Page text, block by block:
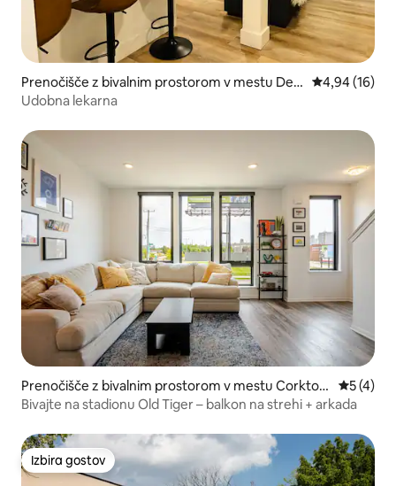
Prenočišče z bivalnim prostorom v mestu Detr
oit
Povprečna
4,94 (16)
Udobna lekarna
Prenočišče z bivalnim prostorom v mestu Corktow
n
5 (4)
Bivajte na stadionu Old Tiger – balkon na strehi + arkada
Izbira gostov
Izbira gostov